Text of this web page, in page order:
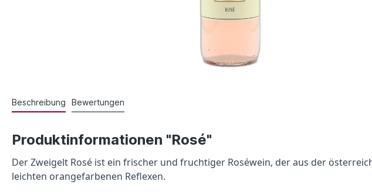
Beschreibung Bewertungen
Produktinformationen "Rosé"
Der Zweigelt Rosé ist ein frischer und fruchtiger Roséwein, der aus der
leichten orangefarbenen Reflexen.